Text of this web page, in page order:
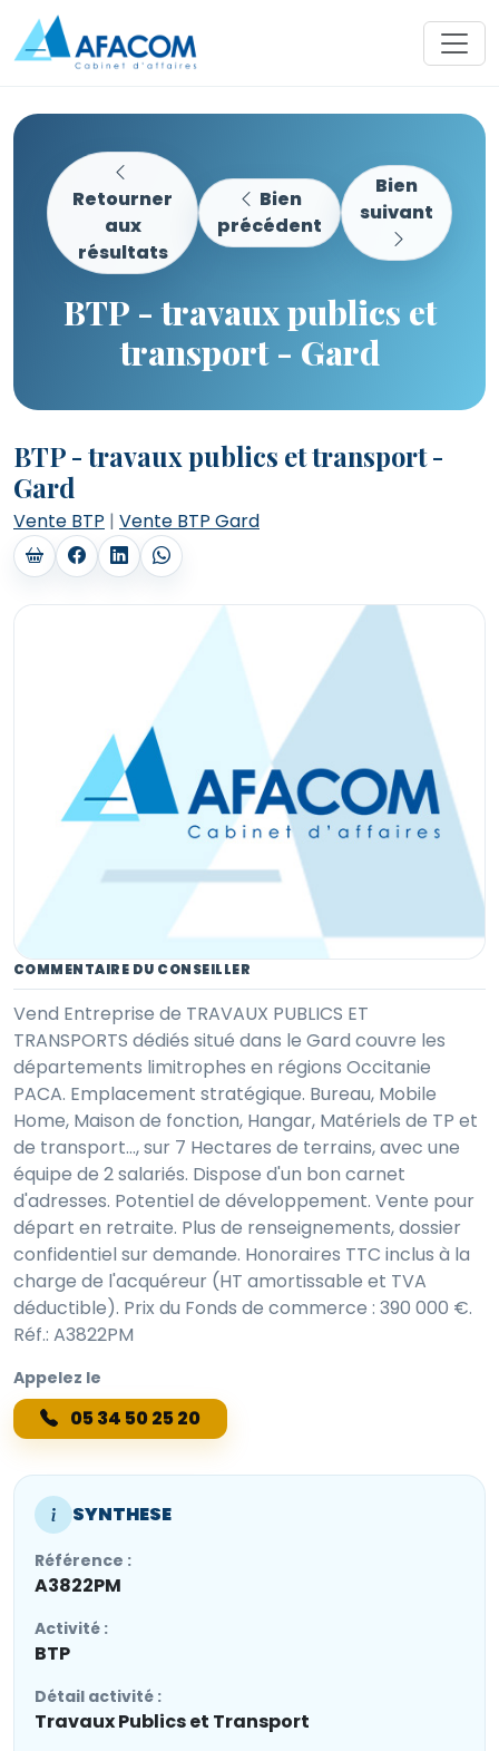
Retourner
aux
résultats
Bien
précédent
Bien
suivant
BTP - travaux publics et
transport - Gard
BTP - travaux publics et transport -
Gard
Vente BTP | Vente BTP Gard
COMMENTAIRE DU CONSEILLER
Vend Entreprise de TRAVAUX PUBLICS ET
TRANSPORTS dédiés situé dans le Gard couvre les
départements limitrophes en régions Occitanie
PACA. Emplacement stratégique. Bureau, Mobile
Home, Maison de fonction, Hangar, Matériels de TP et
de transport..., sur 7 Hectares de terrains, avec une
équipe de 2 salariés. Dispose d'un bon carnet
d'adresses. Potentiel de développement. Vente pour
départ en retraite. Plus de renseignements, dossier
confidentiel sur demande. Honoraires TTC inclus à la
charge de l'acquéreur (HT amortissable et TVA
déductible). Prix du Fonds de commerce : 390 000 €.
Réf.: A3822PM
Appelez le
05 34 50 25 20
SYNTHESE
Référence :
A3822PM
Activité :
BTP
Détail activité :
Travaux Publics et Transport